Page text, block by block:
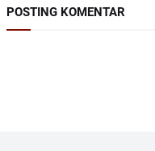
POSTING KOMENTAR